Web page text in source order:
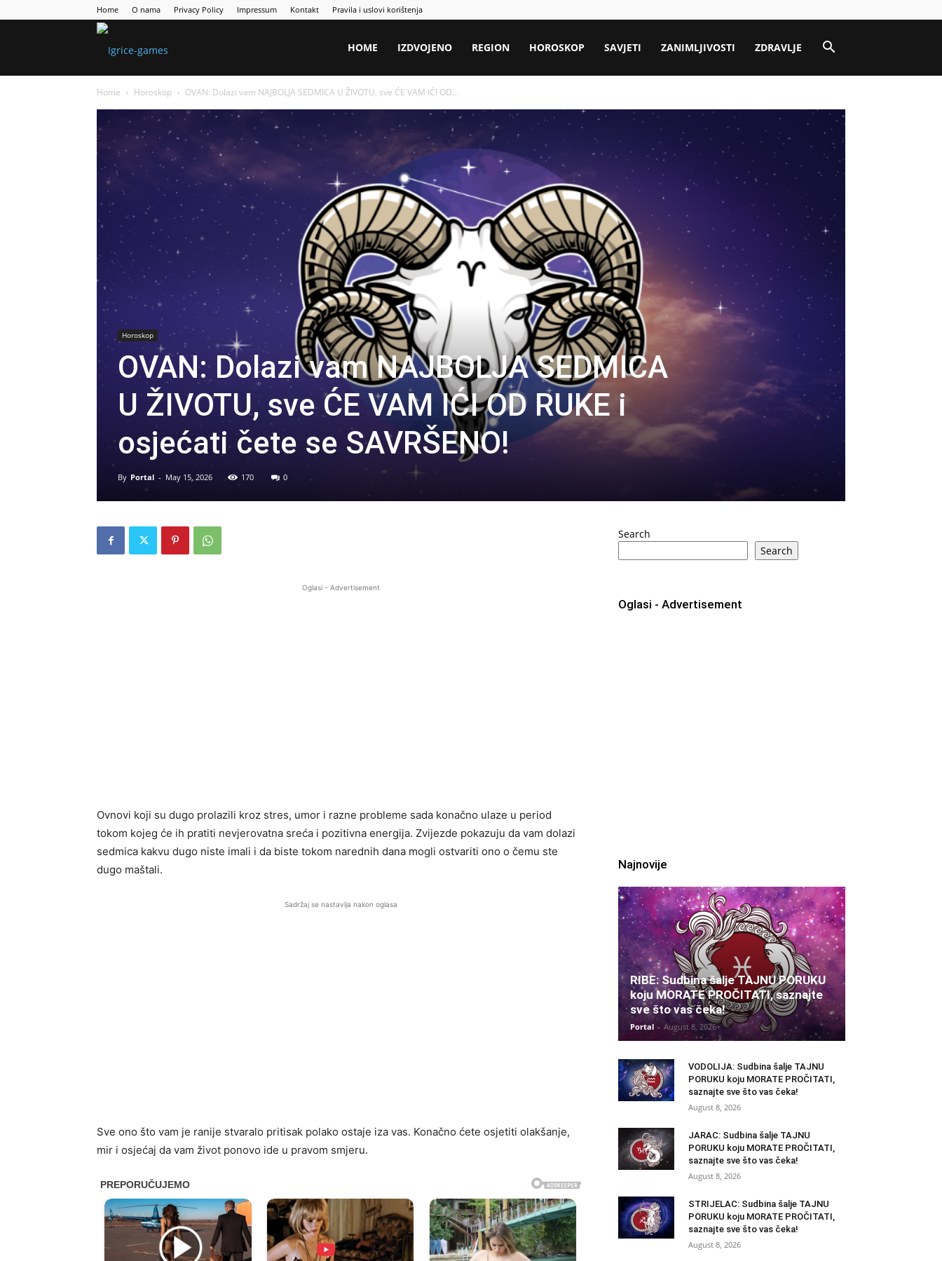
Home O nama Privacy Policy Impressum Kontakt Pravila i uslovi korištenja
HOME IZDVOJENO REGION HOROSKOP SAVJETI ZANIMLJIVOSTI ZDRAVLJE
Home Horoskop OVAN: Dolazi vam NAJBOLJA SEDMICA U ŽIVOTU, sve ĆE VAM IĆI OD...
Horoskop
OVAN: Dolazi vam NAJBOLJA SEDMICA
U ŽIVOTU, sve ĆE VAM IĆI OD RUKE i
osjećati čete se SAVRŠENO!
By Portal - May 15, 2026 170 0
Oglasi - Advertisement
Ovnovi koji su dugo prolazili kroz stres, umor i razne probleme sada konačno ulaze u period
tokom kojeg će ih pratiti nevjerovatna sreća i pozitivna energija. Zvijezde pokazuju da vam dolazi
sedmica kakvu dugo niste imali i da biste tokom narednih dana mogli ostvariti ono o čemu ste
dugo maštali.
Sadržaj se nastavlja nakon oglasa
Sve ono što vam je ranije stvaralo pritisak polako ostaje iza vas. Konačno ćete osjetiti olakšanje,
mir i osjećaj da vam život ponovo ide u pravom smjeru.
Search
Search
Oglasi - Advertisement
Najnovije
RIBE: Sudbina šalje TAJNU PORUKU
koju MORATE PROČITATI, saznajte
sve što vas čeka!
Portal - August 8, 2026
VODOLIJA: Sudbina šalje TAJNU
PORUKU koju MORATE PROČITATI,
saznajte sve što vas čeka!
August 8, 2026
JARAC: Sudbina šalje TAJNU
PORUKU koju MORATE PROČITATI,
saznajte sve što vas čeka!
August 8, 2026
STRIJELAC: Sudbina šalje TAJNU
PORUKU koju MORATE PROČITATI,
saznajte sve što vas čeka!
August 8, 2026